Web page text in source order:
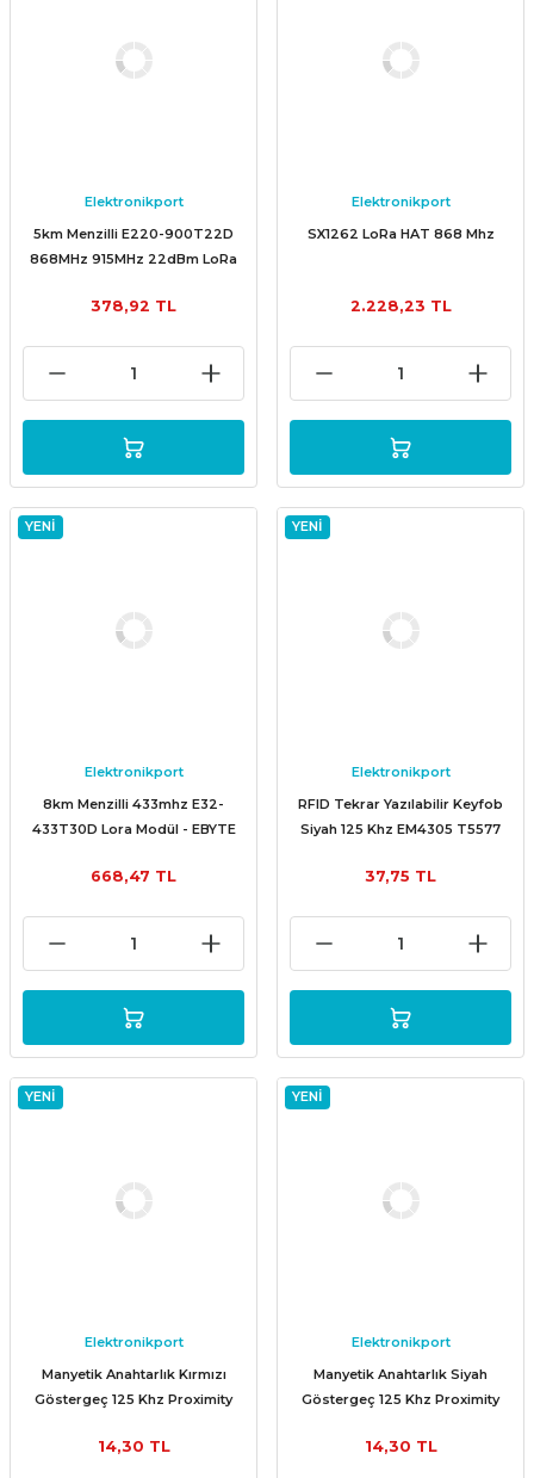
Elektronikport
5km Menzilli E220-900T22D
868MHz 915MHz 22dBm LoRa
378,92 TL
Elektronikport
SX1262 LoRa HAT 868 Mhz
2.228,23 TL
YENİ
Elektronikport
8km Menzilli 433mhz E32-
433T30D Lora Modül - EBYTE
668,47 TL
YENİ
Elektronikport
RFID Tekrar Yazılabilir Keyfob
Siyah 125 Khz EM4305 T5577
Tag
37,75 TL
YENİ
Elektronikport
Manyetik Anahtarlık Kırmızı
Göstergeç 125 Khz Proximity
14,30 TL
YENİ
Elektronikport
Manyetik Anahtarlık Siyah
Göstergeç 125 Khz Proximity
14,30 TL